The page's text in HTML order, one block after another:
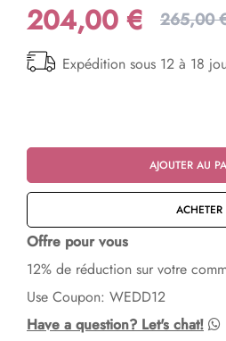
204,00 € 265,00
Expédition sous 12 à 18
AJOUTER AU
ACHETER
Offre pour vous
12% de réduction sur votre
Use Coupon: WEDD12
Have a question? Let's chat!